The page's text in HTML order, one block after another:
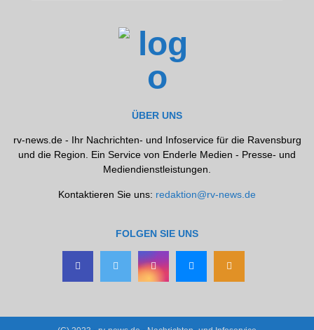
ÜBER UNS
rv-news.de - Ihr Nachrichten- und Infoservice für die Ravensburg
und die Region. Ein Service von Enderle Medien - Presse- und
Mediendienstleistungen.
Kontaktieren Sie uns: redaktion@rv-news.de
FOLGEN SIE UNS